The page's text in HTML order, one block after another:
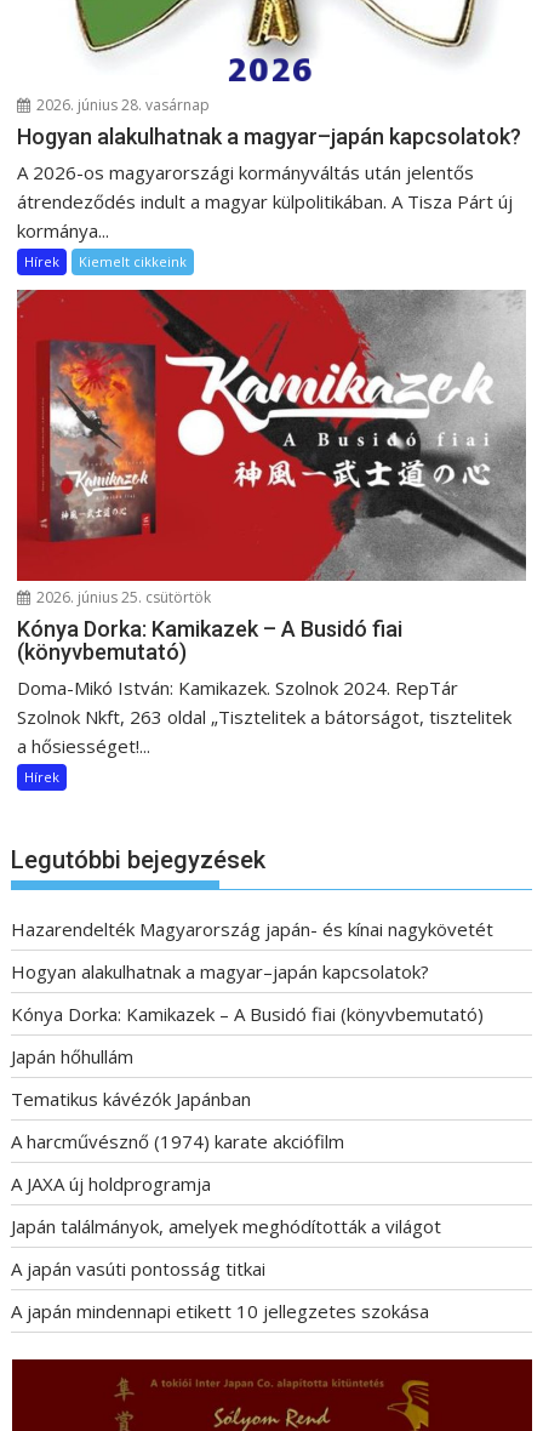
2026. június 28. vasárnap
Hogyan alakulhatnak a magyar–japán kapcsolatok?
A 2026-os magyarországi kormányváltás után jelentős
átrendeződés indult a magyar külpolitikában. A Tisza Párt új
kormánya...
Hírek Kiemelt cikkeink
2026. június 25. csütörtök
Kónya Dorka: Kamikazek – A Busidó fiai
(könyvbemutató)
Doma-Mikó István: Kamikazek. Szolnok 2024. RepTár
Szolnok Nkft, 263 oldal „Tisztelitek a bátorságot, tisztelitek
a hősiességet!...
Hírek
Legutóbbi bejegyzések
Hazarendelték Magyarország japán- és kínai nagykövetét
Hogyan alakulhatnak a magyar–japán kapcsolatok?
Kónya Dorka: Kamikazek – A Busidó fiai (könyvbemutató)
Japán hőhullám
Tematikus kávézók Japánban
A harcművésznő (1974) karate akciófilm
A JAXA új holdprogramja
Japán találmányok, amelyek meghódították a világot
A japán vasúti pontosság titkai
A japán mindennapi etikett 10 jellegzetes szokása